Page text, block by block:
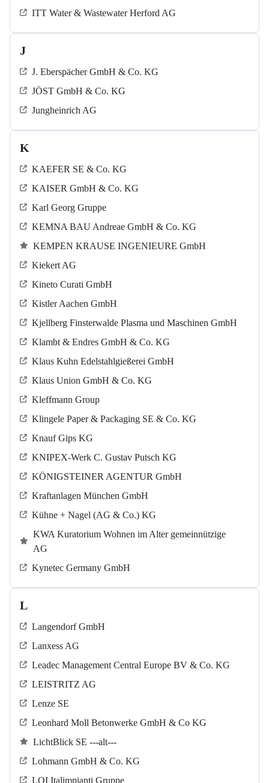
ITT Water & Wastewater Herford AG
J
J. Eberspächer GmbH & Co. KG
JÖST GmbH & Co. KG
Jungheinrich AG
K
KAEFER SE & Co. KG
KAISER GmbH & Co. KG
Karl Georg Gruppe
KEMNA BAU Andreae GmbH & Co. KG
KEMPEN KRAUSE INGENIEURE GmbH
Kiekert AG
Kineto Curati GmbH
Kistler Aachen GmbH
Kjellberg Finsterwalde Plasma und Maschinen GmbH
Klambt & Endres GmbH & Co. KG
Klaus Kuhn Edelstahlgießerei GmbH
Klaus Union GmbH & Co. KG
Kleffmann Group
Klingele Paper & Packaging SE & Co. KG
Knauf Gips KG
KNIPEX-Werk C. Gustav Putsch KG
KÖNIGSTEINER AGENTUR GmbH
Kraftanlagen München GmbH
Kühne + Nagel (AG & Co.) KG
KWA Kuratorium Wohnen im Alter gemeinnützige
AG
Kynetec Germany GmbH
L
Langendorf GmbH
Lanxess AG
Leadec Management Central Europe BV & Co. KG
LEISTRITZ AG
Lenze SE
Leonhard Moll Betonwerke GmbH & Co KG
LichtBlick SE ---alt---
Lohmann GmbH & Co. KG
LOI Italimpianti Gruppe